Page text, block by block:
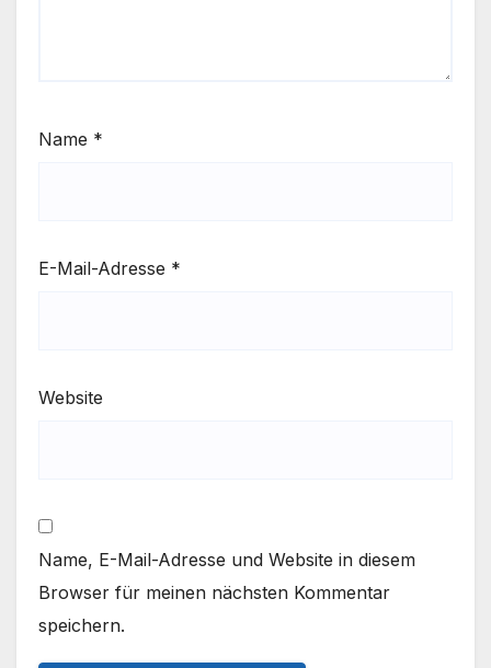
Name *
E-Mail-Adresse *
Website
Name, E-Mail-Adresse und Website in diesem
Browser für meinen nächsten Kommentar
speichern.